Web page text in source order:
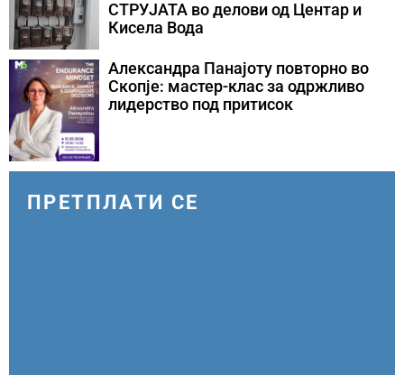
СТРУЈАТА во делови од Центар и
Кисела Вода
Александра Панајоту повторно во
Скопје: мастер-клас за одржливо
лидерство под притисок
ПРЕТПЛАТИ СЕ